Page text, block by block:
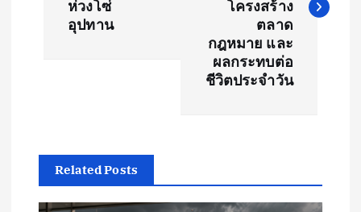
v
ห่วงโซ่
อุปทาน
โครงสร้าง
ตลาด
กฎหมาย และ
ผลกระทบต่อ
ชีวิตประจำวัน
Related Posts